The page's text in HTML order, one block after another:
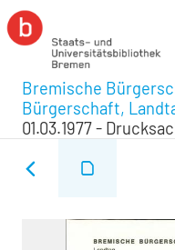
Bremische
Bürgerschaft,
01.03.1977 -